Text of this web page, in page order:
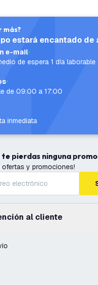
más?
estará encantado de
e-mail
de espera 1 día laborable
de 09:00 a 17:00
inmediata
te pierdas ninguna
ofertas y promociones!
al cliente